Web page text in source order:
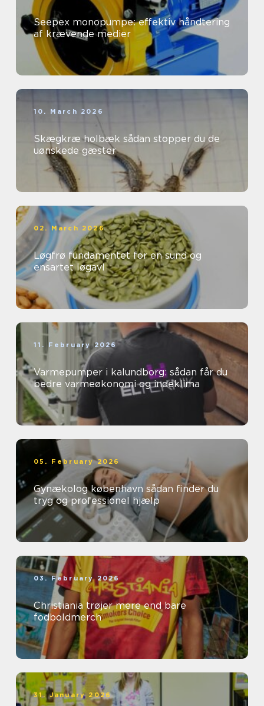
Seepex monopumpe: effektiv håndtering
af krævende medier
10. March 2026
Skægkræ holbæk sådan stopper du de
uønskede gæster
02. March 2026
Løgfrø fundamentet for en sund og
ensartet løgavl
11. February 2026
Varmepumper i kalundborg: sådan får du
bedre varmeøkonomi og indeklima
05. February 2026
Gynækolog københavn sådan finder du
tryg og professionel hjælp
03. February 2026
Christiania trøjer mere end bare
fodboldmerch
31. January 2026